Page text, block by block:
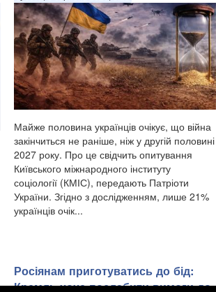
Майже половина українців очікує, що війна
закінчиться не раніше, ніж у другій половині
2027 року. Про це свідчить опитування
Київського міжнародного інституту
соціології (КМІС), передають Патріоти
України. Згідно з дослідженням, лише 21%
українців очік...
Росіянам приготуватись до бід:
Кремль хоче послабити вимоги до